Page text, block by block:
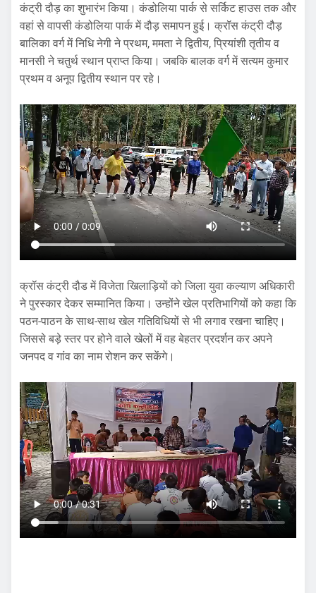
कंट्री दौड़ का शुभारंभ किया। कंडोलिया पार्क से सर्किट हाउस तक और
वहां से वापसी कंडोलिया पार्क में दौड़ समापन हुई। क्रॉस कंट्री दौड़
बालिका वर्ग में निधि नेगी ने प्रथम, ममता ने द्वितीय, प्रियांशी तृतीय व
मानसी ने चतुर्थ स्थान प्राप्त किया। जबकि बालक वर्ग में सत्यम कुमार
प्रथम व अनूप द्वितीय स्थान पर रहे।
क्रॉस कंट्री दौड में विजेता खिलाड़ियों को जिला युवा कल्याण अधिकारी
ने पुरस्कार देकर सम्मानित किया। उन्होंने खेल प्रतिभागियों को कहा कि
पठन-पाठन के साथ-साथ खेल गतिविधियों से भी लगाव रखना चाहिए।
जिससे बड़े स्तर पर होने वाले खेलों में वह बेहतर प्रदर्शन कर अपने
जनपद व गांव का नाम रोशन कर सकेंगे।